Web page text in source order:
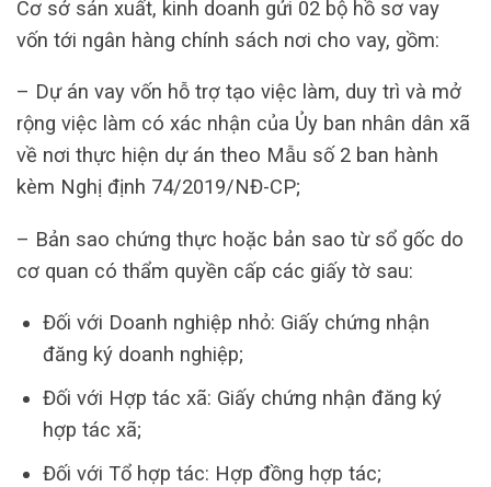
Cơ sở sản xuất, kinh doanh gửi 02 bộ hồ sơ vay
vốn tới ngân hàng chính sách nơi cho vay, gồm:
– Dự án vay vốn hỗ trợ tạo việc làm, duy trì và mở
rộng việc làm có xác nhận của Ủy ban nhân dân xã
về nơi thực hiện dự án theo Mẫu số 2 ban hành
kèm Nghị định 74/2019/NĐ-CP;
– Bản sao chứng thực hoặc bản sao từ sổ gốc do
cơ quan có thẩm quyền cấp các giấy tờ sau:
Đối với Doanh nghiệp nhỏ: Giấy chứng nhận
đăng ký doanh nghiệp;
Đối với Hợp tác xã: Giấy chứng nhận đăng ký
hợp tác xã;
Đối với Tổ hợp tác: Hợp đồng hợp tác;